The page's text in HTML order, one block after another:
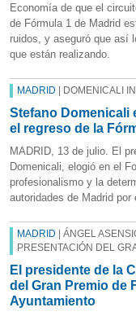
Economía de que el
de Fórmula 1 de Madrid
ruidos, y aseguró que así
que están realizando.
MADRID | DOMENICALI
Stefano Domenicali
el regreso de la
MADRID, 13 de julio. El
Domenicali, elogió en el
profesionalismo y la
autoridades de Madrid
MADRID | ÁNGEL
PRESENTACIÓN DEL
El presidente de la
del Gran Premio de
Ayuntamiento